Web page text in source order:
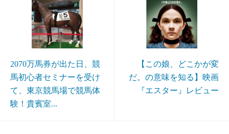
2070万馬券が出た日、競
馬初心者セミナーを受け
て、東京競馬場で競馬体
験！貴賓室...
【この娘、どこかが変
だ。の意味を知る】映画
『エスター』レビュー